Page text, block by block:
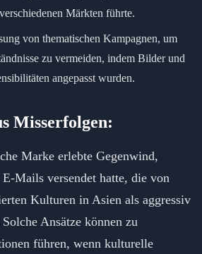
Märkten führte.
von thematischen Kampagnen, um
zu vermeiden, indem Bilder und
angepasst wurden.
Misserfolgen:
Marke erlebte Gegenwind,
Mails versendet hatte, die von
Kulturen in Asien als aggressiv
Ansätze können zu
führen, wenn kulturelle